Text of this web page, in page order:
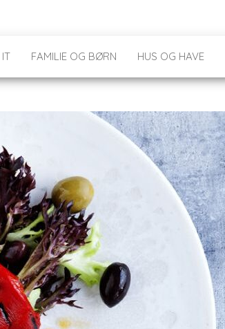
FAMILIE OG BØRN HUS OG HAVE